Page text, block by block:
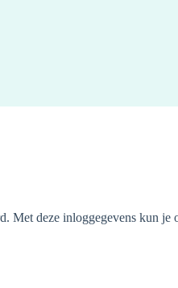
Met deze inloggegevens kun